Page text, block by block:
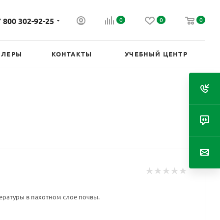
800 302-92-25 0 0 0
КОНТАКТЫ УЧЕБНЫЙ ЦЕНТР
в пахотном слое почвы.